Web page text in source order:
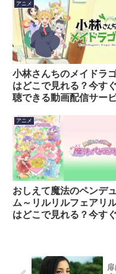
アニメ
小林さんちのメイドラ
はどこで見れる？今す
聴できる動画配信サー
アニメ
おしえて魔法のペンデ
ム～リルリルフェアリ
はどこで見れる？今す